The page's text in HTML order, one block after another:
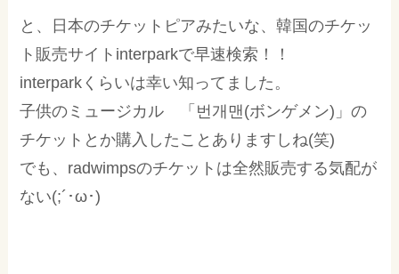
と、日本のチケットピアみたいな、韓国のチケッ
ト販売サイトinterparkで早速検索！！
interparkくらいは幸い知ってました。
子供のミュージカル 「번개맨(ボンゲメン)」の
チケットとか購入したことありますしね(笑)
でも、radwimpsのチケットは全然販売する気配が
ない(;´･ω･)